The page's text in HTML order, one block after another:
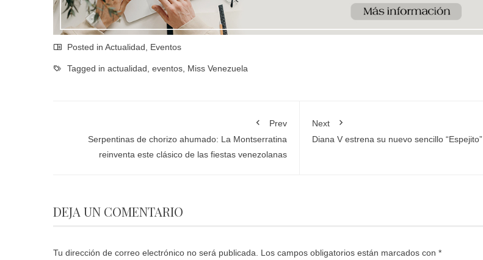
Posted in Actualidad Eventos
Tagged in actualidad eventos Miss Venezuela
Prev
Serpentinas de chorizo ahumado: La Montserratina
reinventa este clásico de las fiestas venezolanas
Next
Diana V estrena su nuevo sencillo “Espejito”
DEJA UN COMENTARIO
Tu dirección de correo electrónico no será publicada. Los campos obligatorios están marcados con *